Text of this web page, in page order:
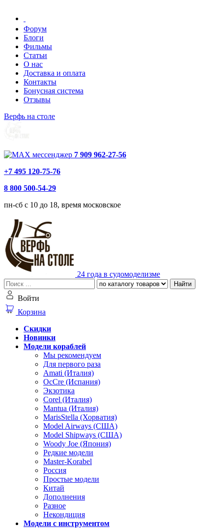
Форум
Блоги
Фильмы
Статьи
О нас
Доставка и оплата
Контакты
Бонусная система
Отзывы
Верфь на столе
7 909 962-27-56
+7 495 120-75-76
8 800 500-54-29
пн-сб с 10 до 18, время московское
24 года в судомоделизме
Найти
Войти
Корзина
Скидки
Новинки
Модели кораблей
Мы рекомендуем
Для первого раза
Amati (Италия)
OcCre (Испания)
Экзотика
Corel (Италия)
Mantua (Италия)
MarisStella (Хорватия)
Model Airways (США)
Model Shipways (США)
Woody Joe (Япония)
Редкие модели
Master-Korabel
Россия
Простые модели
Китай
Дополнения
Разное
Некондиция
Модели с инструментом